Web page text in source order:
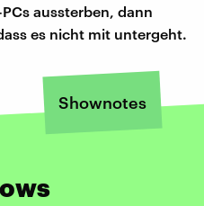
aussterben, dann
es nicht mit untergeht.
Shownotes